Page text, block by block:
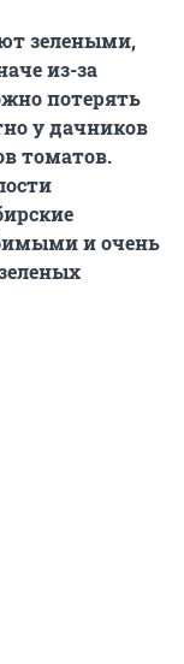
зелеными,
из-за
потерять
у дачников
томатов.
и очень